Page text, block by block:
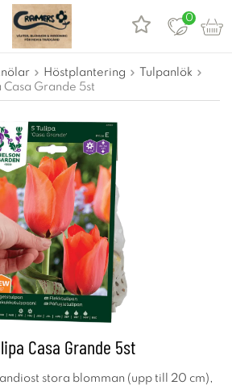
0
Höstplantering
Tulpanlök
Casa Grande 5st
Casa Grande 5st
stora blomman (upp till 20 cm),